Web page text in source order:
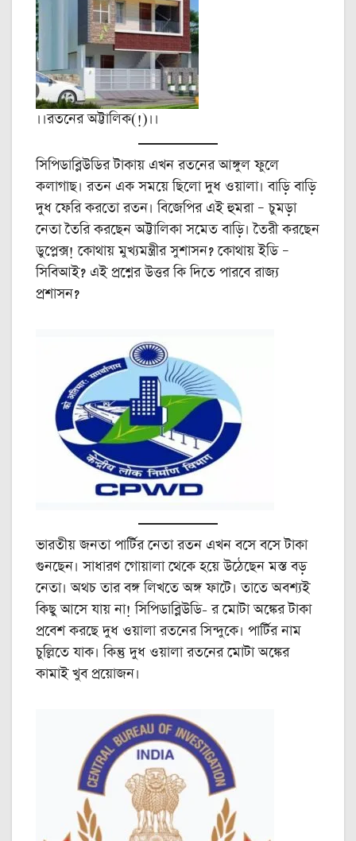
।।রতনের অট্টালিক(!)।।
সিপিডাব্লিউডির টাকায় এখন রতনের আঙ্গুল ফুলে
কলাগাছ। রতন এক সময়ে ছিলো দুধ ওয়ালা। বাড়ি বাড়ি
দুধ ফেরি করতো রতন। বিজেপির এই হুমরা – চুমড়া
নেতা তৈরি করছেন অট্টালিকা সমেত বাড়ি। তৈরী করছেন
ডুপ্লেক্স! কোথায় মুখ্যমন্ত্রীর সুশাসন? কোথায় ইডি –
সিবিআই? এই প্রশ্নের উত্তর কি দিতে পারবে রাজ্য
প্রশাসন?
ভারতীয় জনতা পার্টির নেতা রতন এখন বসে বসে টাকা
গুনছেন। সাধারণ গোয়ালা থেকে হয়ে উঠেছেন মস্ত বড়
নেতা। অথচ তার বঙ্গ লিখতে অঙ্গ ফাটে। তাতে অবশ্যই
কিছু আসে যায় না! সিপিডাব্লিউডি- র মোটা অঙ্কের টাকা
প্রবেশ করছে দুধ ওয়ালা রতনের সিন্দুকে। পার্টির নাম
চুল্লিতে যাক। কিন্তু দুধ ওয়ালা রতনের মোটা অঙ্কের
কামাই খুব প্রয়োজন।